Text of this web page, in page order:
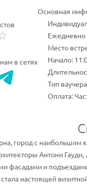
в сетях
Основная
Ежедневно
Место
Начало:
Тип
Оплата:
город с
Антони
фасадами и
настоящей